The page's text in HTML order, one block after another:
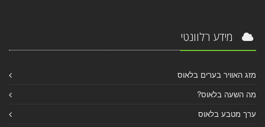
מידע רלוונטי
מזג האוויר בערים בלאוס
מה השעה בלאוס?
ערך מטבע בלאוס